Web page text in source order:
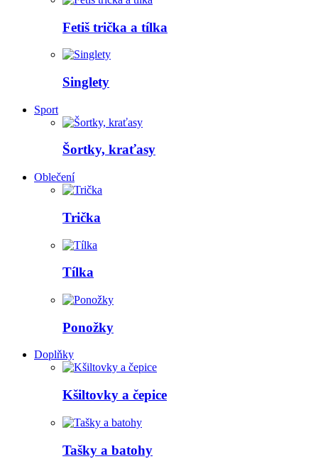
Fetiš trička a tílka
Singlety
Sport
Šortky, kraťasy
Oblečení
Trička
Tílka
Ponožky
Doplňky
Kšiltovky a čepice
Tašky a batohy